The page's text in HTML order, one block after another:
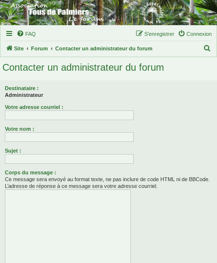
FAQ Connexion
S’enregistrer
Site Forum Contacter un administrateur du forum
Contacter un administrateur du forum
Destinataire :
Administrateur
Votre adresse courriel :
Votre nom :
Sujet :
Corps du message :
Ce message sera envoyé au format texte, ne pas inclure de code HTML ni de BBCode.
L’adresse de réponse à ce message sera votre adresse courriel.